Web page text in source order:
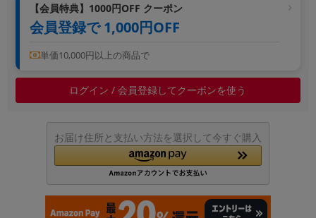
【会員特典】1000円OFF クーポン
会員登録で 1,000円OFF
単価10,000円以上の商品で
ログイン / 会員登録してクーポンを使う
お届け住所と支払い方法を選択して今すぐ購入
円 ～
年 月 まで
各項目のチェックボックスは「or検索」となります。
ただし機能別のみ「and検索」となります。